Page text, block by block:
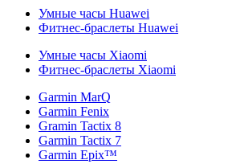
Умные часы Huawei
Фитнес-браслеты Huawei
Умные часы Xiaomi
Фитнес-браслеты Xiaomi
Garmin MarQ
Garmin Fenix
Gramin Tactix 8
Garmin Tactix 7
Garmin Epix™